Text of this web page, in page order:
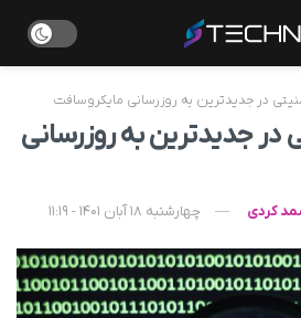
در جدیدترین به روزرسانی
کردی چهارشنبه 18 آبان 1401 - 11:19